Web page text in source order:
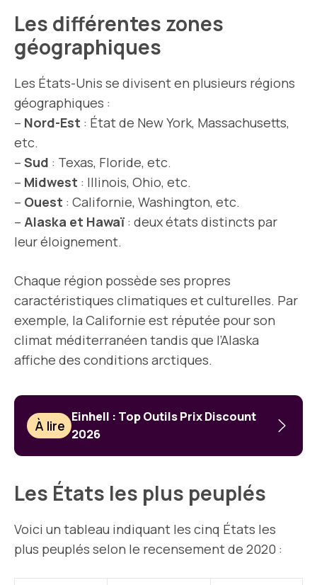
Les différentes zones
géographiques
Les États-Unis se divisent en plusieurs régions
géographiques :
– Nord-Est : État de New York, Massachusetts,
etc.
– Sud : Texas, Floride, etc.
– Midwest : Illinois, Ohio, etc.
– Ouest : Californie, Washington, etc.
– Alaska et Hawaï : deux états distincts par
leur éloignement.
Chaque région possède ses propres
caractéristiques climatiques et culturelles. Par
exemple, la Californie est réputée pour son
climat méditerranéen tandis que l’Alaska
affiche des conditions arctiques.
À lire
Einhell : Top Outils Prix Discount
2026
Les États les plus peuplés
Voici un tableau indiquant les cinq États les
plus peuplés selon le recensement de 2020 :